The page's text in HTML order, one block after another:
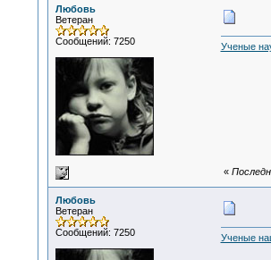
Любовь
Ветеран
Сообщений: 7250
Ученые
«
Любовь
Ветеран
Сообщений: 7250
Ученые